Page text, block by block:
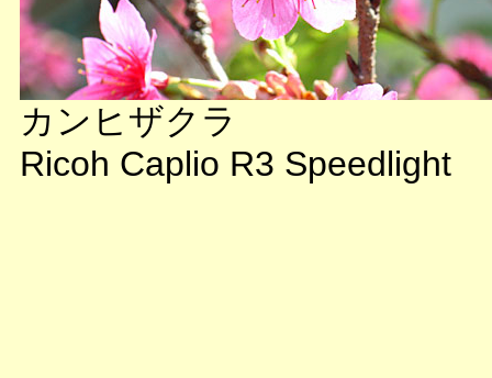
カンヒザクラ
Ricoh Caplio R3 Speedlight